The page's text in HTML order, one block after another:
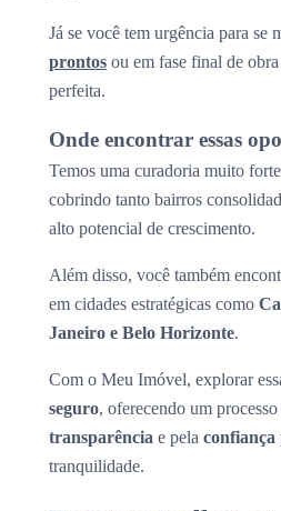
Já se você tem urgência para se
prontos ou em fase final de
perfeita.
Onde encontrar essas
Temos uma curadoria muito
cobrindo tanto bairros
alto potencial de crescimento.
Além disso, você também
em cidades estratégicas como
Janeiro e Belo Horizonte.
Com o Meu Imóvel, explorar
seguro, oferecendo um
transparência e pela confiança
tranquilidade.